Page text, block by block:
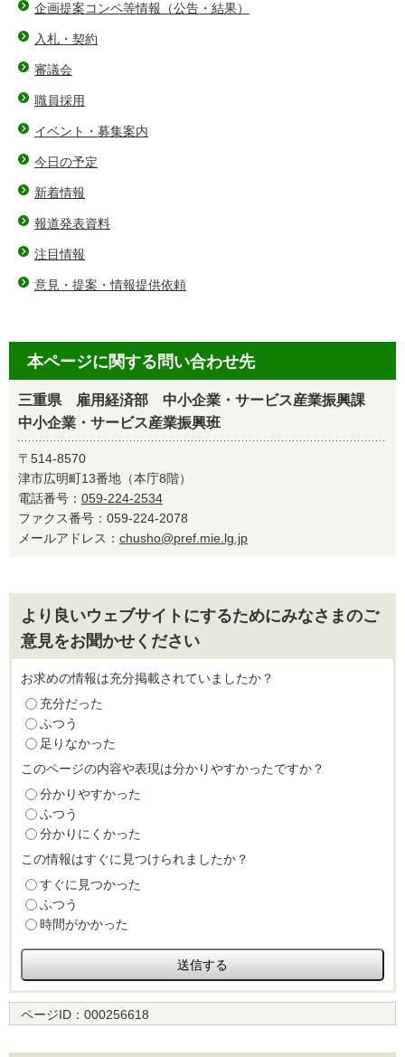
企画提案コンペ等情報（公告・結果）
入札・契約
審議会
職員採用
イベント・募集案内
今日の予定
新着情報
報道発表資料
注目情報
意見・提案・情報提供依頼
本ページに関する問い合わせ先
三重県 雇用経済部 中小企業・サービス産業振興課
中小企業・サービス産業振興班
〒514-8570
津市広明町13番地（本庁8階）
電話番号： 059-224-2534
ファクス番号：059-224-2078
メールアドレス： chusho@pref.mie.lg.jp
より良いウェブサイトにするためにみなさまのご
意見をお聞かせください
お求めの情報は充分掲載されていましたか？
充分だった
ふつう
足りなかった
このページの内容や表現は分かりやすかったですか？
分かりやすかった
ふつう
分かりにくかった
この情報はすぐに見つけられましたか？
すぐに見つかった
ふつう
時間がかかった
ページID： 000256618